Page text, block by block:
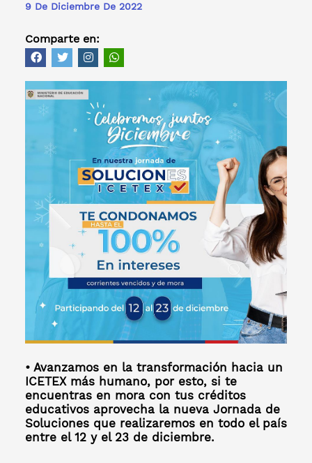
9 De Diciembre De 2022
Comparte en:
• Avanzamos en la transformación hacia un
ICETEX más humano, por esto, si te
encuentras en mora con tus créditos
educativos aprovecha la nueva Jornada de
Soluciones que realizaremos en todo el país
entre el 12 y el 23 de diciembre.